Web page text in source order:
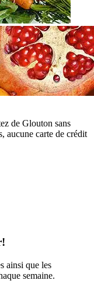
de Glouton sans
aucune carte de crédit
ainsi que les
semaine.